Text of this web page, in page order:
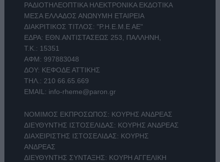
ΡΑΔΙΟΤΗΛΕΟΠΤΙΚΑ ΗΛΕΚΤΡΟΝΙΚΑ ΕΚΔΟΤΙΚΑ
ΜΕΣΑ ΕΛΛΑΔΟΣ ΑΝΩΝΥΜΗ ΕΤΑΙΡΕΙΑ
ΔΙΑΚΡΙΤΙΚΟΣ ΤΙΤΛΟΣ: "Ρ.Η.Ε.Μ.Ε ΑΕ"
ΕΔΡΑ: ΕΘΝ.ΑΝΤΙΣΤΑΣΕΩΣ 253, ΠΑΛΛΗΝΗ,
Τ.Κ.: 15351
ΑΦΜ: 997883048
ΔΟΥ: ΚΕΦΟΔΕ ΑΤΤΙΚΗΣ
ΤΗΛ.: 210 66.65.669
EMAIL: info-rheme@paron.gr
ΝΟΜΙΜΟΣ ΕΚΠΡΟΣΩΠΟΣ: ΚΟΥΡΗΣ ΑΝΔΡΕΑΣ
ΔΙΕΥΘΥΝΤΗΣ ΙΣΤΟΣΕΛΙΔΑΣ: ΚΟΥΡΗΣ ΑΝΔΡΕΑΣ
ΔΙΑΧΕΙΡΙΣΤΗΣ ΙΣΤΟΣΕΛΙΔΑΣ: ΚΟΥΡΗΣ
ΑΝΔΡΕΑΣ
ΔΙΕΥΘΥΝΤΗΣ ΣΥΝΤΑΞΗΣ: ΚΟΥΡΗ ΑΓΓΕΛΙΚΗ